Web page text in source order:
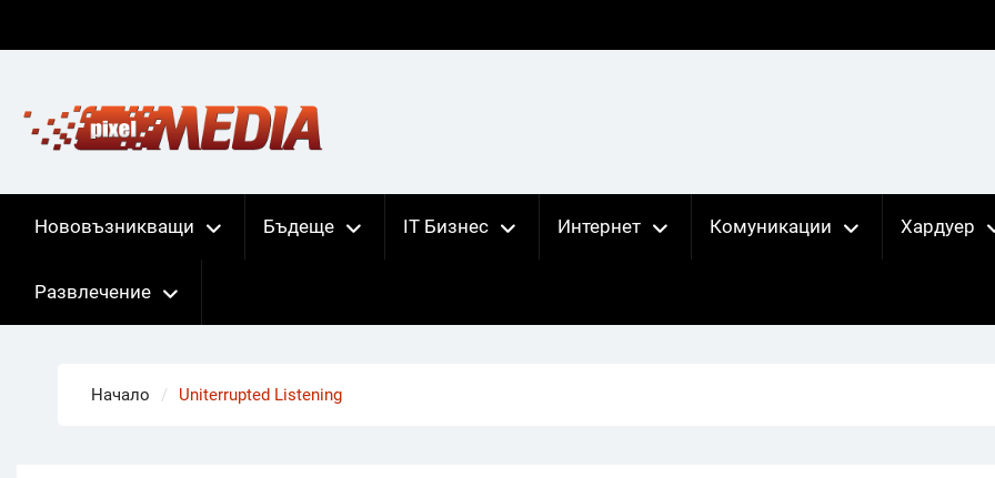
Нововъзникващи Бъдеще IT Бизнес Интернет Комуникации Хардуер
Развлечение
Начало Uniterrupted Listening